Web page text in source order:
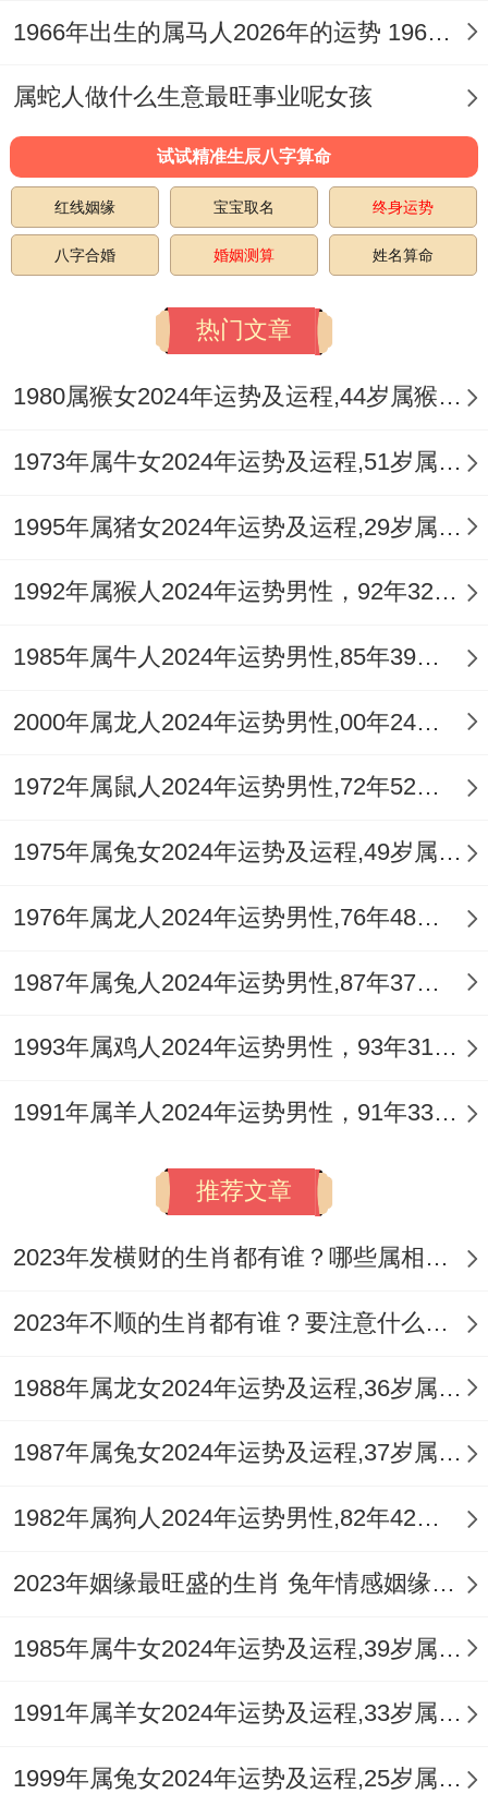
丙午年财星不显，但「伤官」可生「财」，
此谓「暗财」或「技术财」、「创意财」，
升，多劳多得，且有「禄勋」带来额外奖
金、分红的可能。
偏财方面因流年气场活跃。投资理财、跨界
合作中常现机遇，尤其上半年木火旺相之时
易有不错的收益机遇，但「破太岁」的损坏
力在财运上体现为计划外支出、合作破财、
动较大。
今年求财宜「智取」而非「豪夺」。适合凭
险、高杠杆的投机行为，要特别注意合伙经
营中的账目清晰与权责分明，避免因人情或
戴【祥安阁聚宝皆财】吉祥物，增强财库磁
谓破耗。
感情姻缘运势：桃花隐现风波起，真诚沟通
破迷局
魅力增强，个性张扬易吸引目光，但所遇桃
花质量参差，且关系易快速开始也易因性格
侣者，受「破太岁」作用最大，双方易因琐
己，关系出现隔阂甚至面临外部勾引考验。
「七杀」也可能带来第三方干扰或强烈的占
通」同「包容」，需克制「伤官」带来的挑
剔与任性，多换位思考，对于已婚人士，可
共同目标凝聚情感。
想要增进感情与谐、化解孤克之气者。可佩
缘、催旺正缘桃花的能量，让感情之路更为
顺遂融洽。
平安健康运势：木火过旺耗心神，作息规律
1966年出生的属马人2026年的运势 1966年出生的保护神
属蛇人做什么生意最旺事业呢女孩
试试精准生辰八字算命
红线姻缘 宝宝取名 终身运势
八字合婚 婚姻测算 姓名算命
热门文章
1980属猴女2024年运势及运程,44岁属猴人2024全年每月运势女性如何
1973年属牛女2024年运势及运程,51岁属牛人2024全年每月运势女性如何
1995年属猪女2024年运势及运程,29岁属猪人2024全年每月运势女性如何
1992年属猴人2024年运势男性，92年32岁属猴男2024年每月运程怎么样
1985年属牛人2024年运势男性,85年39岁属牛男2024年每月运程怎么样
2000年属龙人2024年运势男性,00年24岁属龙男2024年每月运程怎么样
1972年属鼠人2024年运势男性,72年52岁属鼠男2024年每月运程怎么样
1975年属兔女2024年运势及运程,49岁属兔人2024全年每月运势女性如何
1976年属龙人2024年运势男性,76年48岁属龙男2024年每月运程怎么样
1987年属兔人2024年运势男性,87年37岁属兔男2024年每月运程怎么样
1993年属鸡人2024年运势男性，93年31岁属鸡男2024年每月运程怎么样
1991年属羊人2024年运势男性，91年33岁属羊男2024年每月运程怎么样
推荐文章
2023年发横财的生肖都有谁？哪些属相财运旺盛？
2023年不顺的生肖都有谁？要注意什么呢？
1988年属龙女2024年运势及运程,36岁属龙人2024全年每月运势女性如何
1987年属兔女2024年运势及运程,37岁属兔人2024全年每月运势女性如何
1982年属狗人2024年运势男性,82年42岁属狗男2024年每月运程怎么样
2023年姻缘最旺盛的生肖 兔年情感姻缘运比较旺的属相
1985年属牛女2024年运势及运程,39岁属牛人2024全年每月运势女性如何
1991年属羊女2024年运势及运程,33岁属羊人2024全年每月运势女性如何
1999年属兔女2024年运势及运程,25岁属兔人2024全年每月运势女性如何